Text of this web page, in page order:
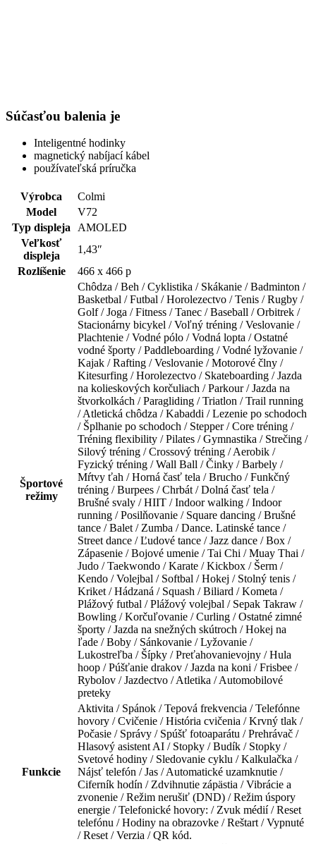
Súčasťou balenia je
Inteligentné hodinky
magnetický nabíjací kábel
používateľská príručka
Výrobca
Colmi
Model
V72
Typ displeja
AMOLED
Veľkosť
displeja
1,43″
Rozlíšenie
466 x 466 p
Športové
režimy
Chôdza / Beh / Cyklistika / Skákanie / Badminton /
Basketbal / Futbal / Horolezectvo / Tenis / Rugby /
Golf / Joga / Fitness / Tanec / Baseball / Orbitrek /
Stacionárny bicykel / Voľný tréning / Veslovanie /
Plachtenie / Vodné pólo / Vodná lopta / Ostatné
vodné športy / Paddleboarding / Vodné lyžovanie /
Kajak / Rafting / Veslovanie / Motorové člny /
Kitesurfing / Horolezectvo / Skateboarding / Jazda
na kolieskových korčuliach / Parkour / Jazda na
štvorkolkách / Paragliding / Triatlon / Trail running
/ Atletická chôdza / Kabaddi / Lezenie po schodoch
/ Šplhanie po schodoch / Stepper / Core tréning /
Tréning flexibility / Pilates / Gymnastika / Strečing /
Silový tréning / Crossový tréning / Aerobik /
Fyzický tréning / Wall Ball / Činky / Barbely /
Mŕtvy ťah / Horná časť tela / Brucho / Funkčný
tréning / Burpees / Chrbát / Dolná časť tela /
Brušné svaly / HIIT / Indoor walking / Indoor
running / Posilňovanie / Square dancing / Brušné
tance / Balet / Zumba / Dance. Latinské tance /
Street dance / Ľudové tance / Jazz dance / Box /
Zápasenie / Bojové umenie / Tai Chi / Muay Thai /
Judo / Taekwondo / Karate / Kickbox / Šerm /
Kendo / Volejbal / Softbal / Hokej / Stolný tenis /
Kriket / Hádzaná / Squash / Biliard / Kometa /
Plážový futbal / Plážový volejbal / Sepak Takraw /
Bowling / Korčuľovanie / Curling / Ostatné zimné
športy / Jazda na snežných skútroch / Hokej na
ľade / Boby / Sánkovanie / Lyžovanie /
Lukostreľba / Šípky / Preťahovanievojny / Hula
hoop / Púšťanie drakov / Jazda na koni / Frisbee /
Rybolov / Jazdectvo / Atletika / Automobilové
preteky
Funkcie
Aktivita / Spánok / Tepová frekvencia / Telefónne
hovory / Cvičenie / História cvičenia / Krvný tlak /
Počasie / Správy / Spúšť fotoaparátu / Prehrávač /
Hlasový asistent AI / Stopky / Budík / Stopky /
Svetové hodiny / Sledovanie cyklu / Kalkulačka /
Nájsť telefón / Jas / Automatické uzamknutie /
Ciferník hodín / Zdvihnutie zápästia / Vibrácie a
zvonenie / Režim nerušiť (DND) / Režim úspory
energie / Telefonické hovory: / Zvuk médií / Reset
telefónu / Hodiny na obrazovke / Reštart / Vypnuté
/ Reset / Verzia / QR kód.